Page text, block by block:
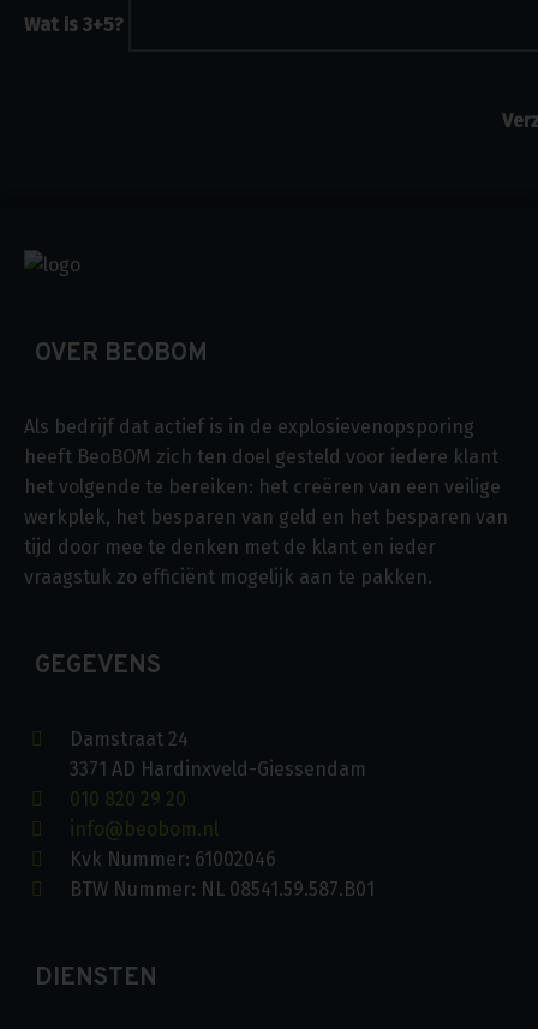
Wat is 3+5?
OVER BEOBOM
Als bedrijf dat actief is in de explosievenopsporing
heeft BeoBOM zich ten doel gesteld voor iedere klant
het volgende te bereiken: het creëren van een veilige
werkplek, het besparen van geld en het besparen van
tijd door mee te denken met de klant en ieder
vraagstuk zo efficiënt mogelijk aan te pakken.
GEGEVENS
Damstraat 24
3371 AD Hardinxveld-Giessendam
010 820 29 20
info@beobom.nl
Kvk Nummer: 61002046
BTW Nummer: NL 08541.59.587.B01
DIENSTEN